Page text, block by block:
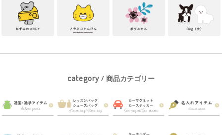
category / 商品カテゴリー